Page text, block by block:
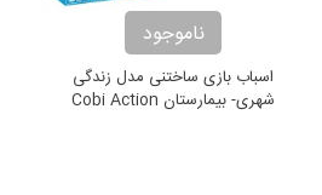
ناموجود
اسباب بازی ساختنی مدل زندگی
شهری- بیمارستان Cobi Action